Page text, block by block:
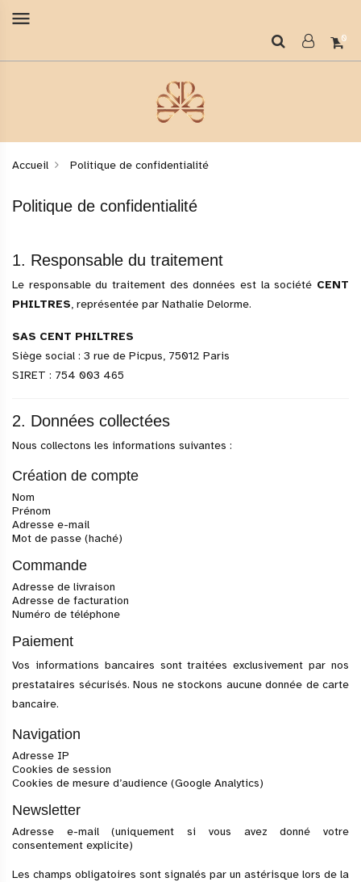
menu
0
Accueil Politique de confidentialité
Politique de confidentialité
1. Responsable du traitement
Le responsable du traitement des données est la société CENT
PHILTRES, représentée par Nathalie Delorme.
SAS CENT PHILTRES
Siège social : 3 rue de Picpus, 75012 Paris
SIRET : 754 003 465
2. Données collectées
Nous collectons les informations suivantes :
Création de compte
Nom
Prénom
Adresse e-mail
Mot de passe (haché)
Commande
Adresse de livraison
Adresse de facturation
Numéro de téléphone
Paiement
Vos informations bancaires sont traitées exclusivement par nos
prestataires sécurisés. Nous ne stockons aucune donnée de carte
bancaire.
Navigation
Adresse IP
Cookies de session
Cookies de mesure d’audience (Google Analytics)
Newsletter
Adresse e-mail (uniquement si vous avez donné votre
consentement explicite)
Les champs obligatoires sont signalés par un astérisque lors de la